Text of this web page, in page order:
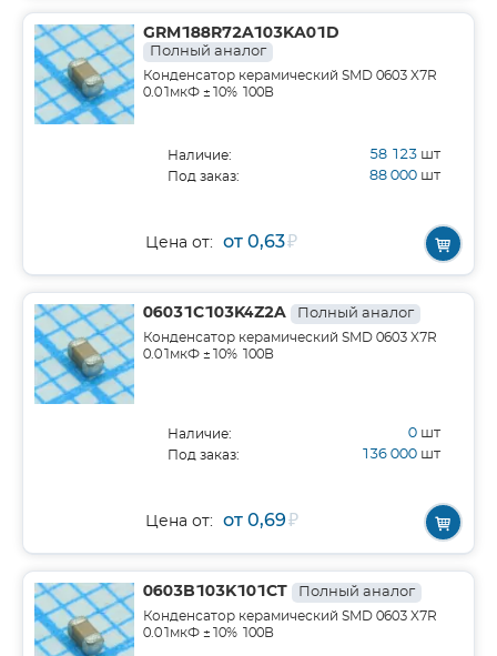
GRM188R72A103KA01D
Полный аналог
Конденсатор керамический SMD 0603 X7R
0.01мкФ ±10% 100В
Наличие: 58 123 шт
Под заказ: 88 000 шт
Цена от: от 0,63₽
06031C103K4Z2A Полный аналог
Конденсатор керамический SMD 0603 X7R
0.01мкФ ±10% 100В
Наличие: 0 шт
Под заказ: 136 000 шт
Цена от: от 0,69₽
0603B103K101CT Полный аналог
Конденсатор керамический SMD 0603 X7R
0.01мкФ ±10% 100В